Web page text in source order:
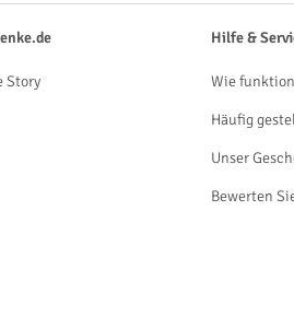
Story
Hilfe &
Wie
Häufig
Unser
Bewerten